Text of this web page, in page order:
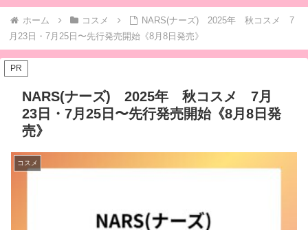
ホーム コスメ
NARS(ナーズ) 2025年 秋コスメ 7
月23日・7月25日〜先行発売開始《8月8日発売》
PR
NARS(ナーズ) 2025年 秋コスメ 7月
23日・7月25日〜先行発売開始《8月8日発
売》
コスメ